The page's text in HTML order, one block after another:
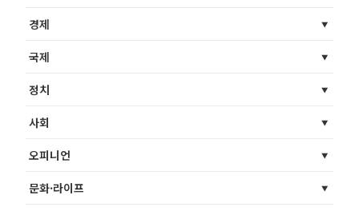
경제
국제
정치
사회
오피니언
문화·라이프